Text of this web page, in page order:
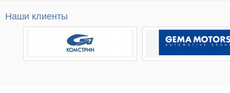
Наши клиенты